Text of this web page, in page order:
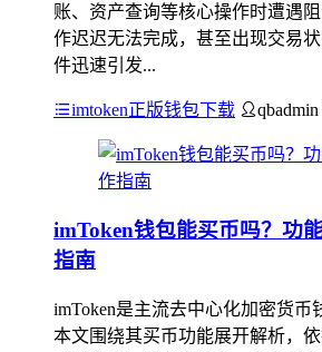
账、资产查询等核心操作时遭遇
作迟迟无法完成，甚至出现交易
件迅速引发...
imtoken正版钱包下载 qbadmin
imToken钱包能买币吗？功
指南
imToken是主流去中心化加密货币
本文围绕其买币功能展开解析，